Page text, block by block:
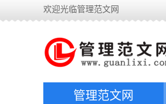
欢迎光临管理范文网
管理范文网